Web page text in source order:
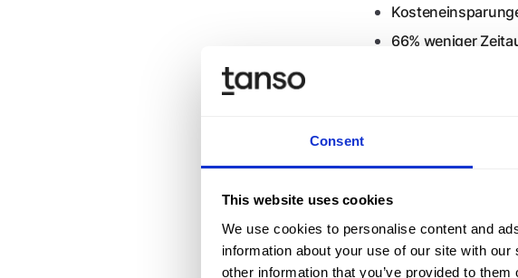
Consent
This website uses cookies
We use cookies to personalise content and
information about your use of our site with
other information that you’ve provided to
66% weniger
Konsistente und
„Durch den
Erstellung um
vorherigen